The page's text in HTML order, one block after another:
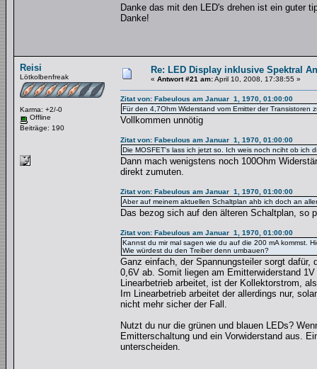
Danke das mit den LED's drehen ist ein guter
Danke!
Reisi
Lötkolbenfreak
Karma: +2/-0
Offline
Beiträge: 190
Re: LED Display inklusive Spektral
« Antwort #21 am:April 10, 2008, 17:38:55 »
Zitat von: Fabeulous am Januar 1, 1970, 01:00:00
Für den 4,7Ohm Widerstand vom Emitter der
Vollkommen unnötig
Zitat von: Fabeulous am Januar 1, 1970, 01:00:00
Die MOSFET's lass ich jetzt so. Ich weis noch nciht ob ich
Dann mach wenigstens noch 100Ohm
direkt zumuten.
Zitat von: Fabeulous am Januar 1, 1970, 01:00:00
Aber auf meinem aktuellen Schaltplan ahb ich doch an
Das bezog sich auf den älteren Schaltplan, so
Zitat von: Fabeulous am Januar 1, 1970, 01:00:00
Kannst du mir mal sagen wie du auf die 200 mA kommst.
Wie würdest du den Treiber denn umbauen?
Ganz einfach, der Spannungsteiler sorgt
0,6V ab. Somit liegen am Emitterwiderstand
Linearbetrieb arbeitet, ist der Kollektorstrom,
Im Linearbetrieb arbeitet der allerdings nur,
nicht mehr sicher der Fall.
Nutzt du nur die grünen und blauen LEDs?
Emitterschaltung und ein Vorwiderstand aus.
unterscheiden.